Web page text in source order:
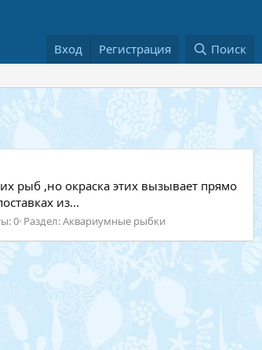
Вход Регистрация Поиск
рыб ,но окраска этих вызывает прямо
из...
0 Раздел:Аквариумные рыбки